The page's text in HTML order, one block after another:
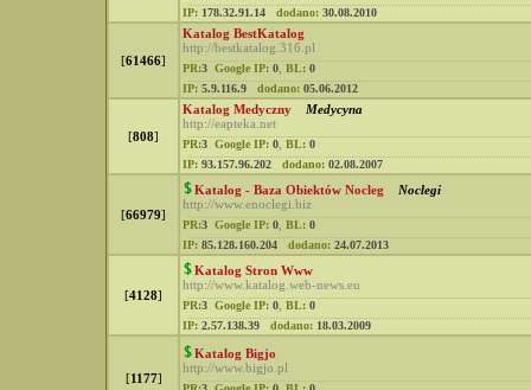
IP: 178.32.91.14 dodano: 30.08.2010
[61466]
Katalog BestKatalog
http://bestkatalog.316.pl
PR:3 Google IP: 0 BL: 0
IP: 5.9.116.9 dodano: 05.06.2012
[808]
Katalog Medyczny
Medycyna
http://eapteka.net
PR:3 Google IP: 0 BL: 0
IP: 93.157.96.202 dodano: 02.08.2007
[66979]
Katalog - Baza Obiektów Nocleg
Noclegi
http://www.enoclegi.biz
PR:3 Google IP: 0 BL: 0
IP: 85.128.160.204 dodano: 24.07.2013
[4128]
Katalog Stron Www
http://www.katalog.web-news.eu
PR:3 Google IP: 0 BL: 0
IP: 2.57.138.39 dodano: 18.03.2009
[1177]
Katalog Bigjo
http://www.bigjo.pl